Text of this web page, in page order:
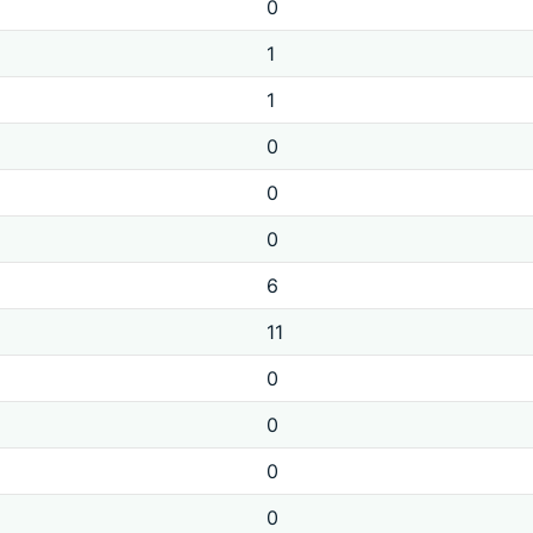
0
1
1
0
0
0
6
11
0
0
0
0